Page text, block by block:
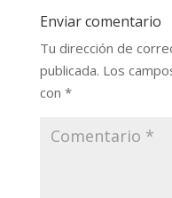
Enviar comentario
Tu dirección de
publicada. Los
con *